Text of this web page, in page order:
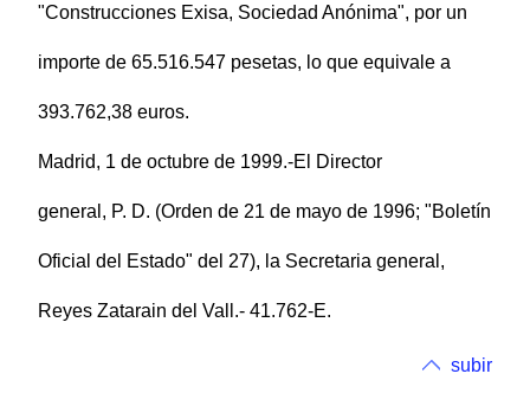
"Construcciones Exisa, Sociedad Anónima", por un
importe de 65.516.547 pesetas, lo que equivale a
393.762,38 euros.
Madrid, 1 de octubre de 1999.-El Director
general, P. D. (Orden de 21 de mayo de 1996; "Boletín
Oficial del Estado" del 27), la Secretaria general,
Reyes Zatarain del Vall.- 41.762-E.
subir